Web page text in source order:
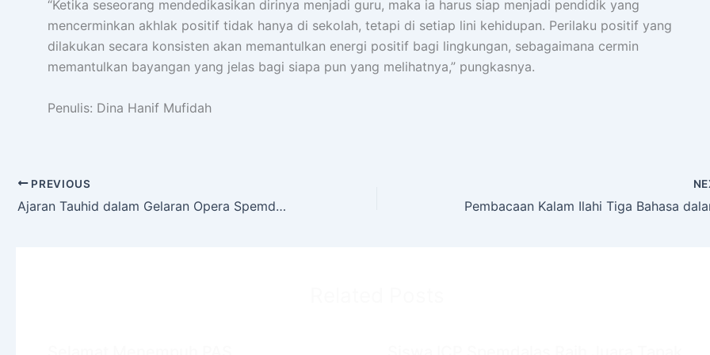
“Ketika seseorang mendedikasikan dirinya menjadi guru, maka ia harus siap menjadi pendidik yang
mencerminkan akhlak positif tidak hanya di sekolah, tetapi di setiap lini kehidupan. Perilaku positif yang
dilakukan secara konsisten akan memantulkan energi positif bagi lingkungan, sebagaimana cermin
memantulkan bayangan yang jelas bagi siapa pun yang melihatnya,” pungkasnya.
Penulis: Dina Hanif Mufidah
PREVIOUS
Ajaran Tauhid dalam Gelaran Opera Spemdalas Final Moment 2026